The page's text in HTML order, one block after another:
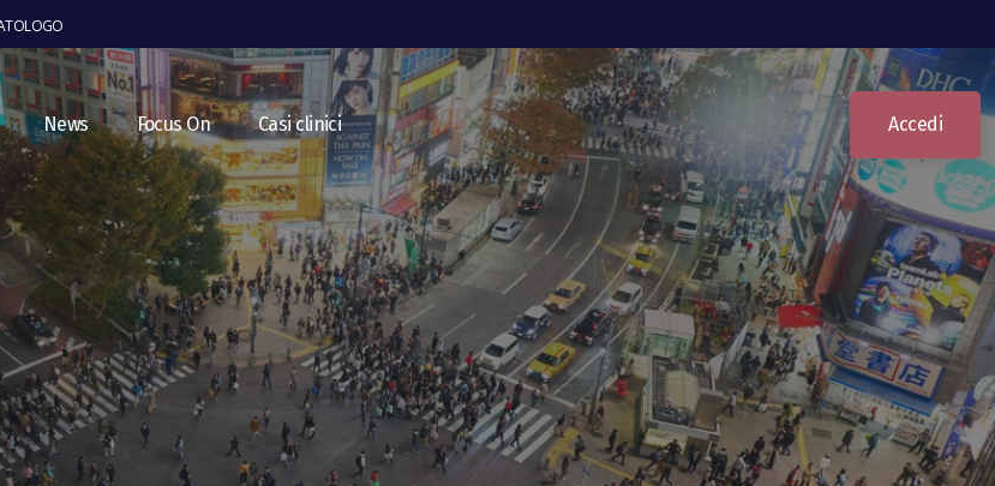
News Focus On Casi clinici Accedi